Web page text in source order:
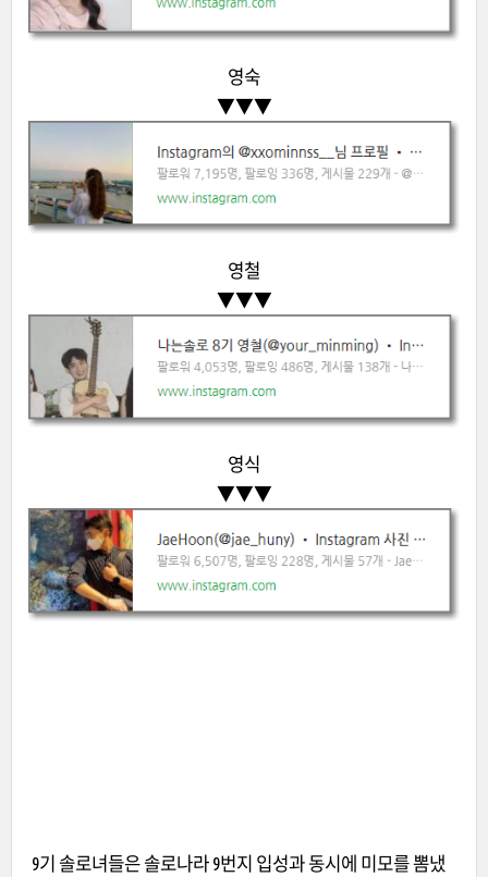
영숙
▼▼▼
영철
▼▼▼
영식
▼▼▼
9기 솔로녀들은 솔로나라 9번지 입성과 동시에 미모를 뽐냈